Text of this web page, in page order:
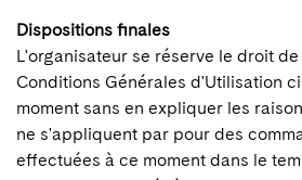
Dispositions finales
L'organisateur se réserve le droit
Conditions Générales d'Utilisation
moment sans en expliquer les
ne s'appliquent par pour des
effectuées à ce moment dans le